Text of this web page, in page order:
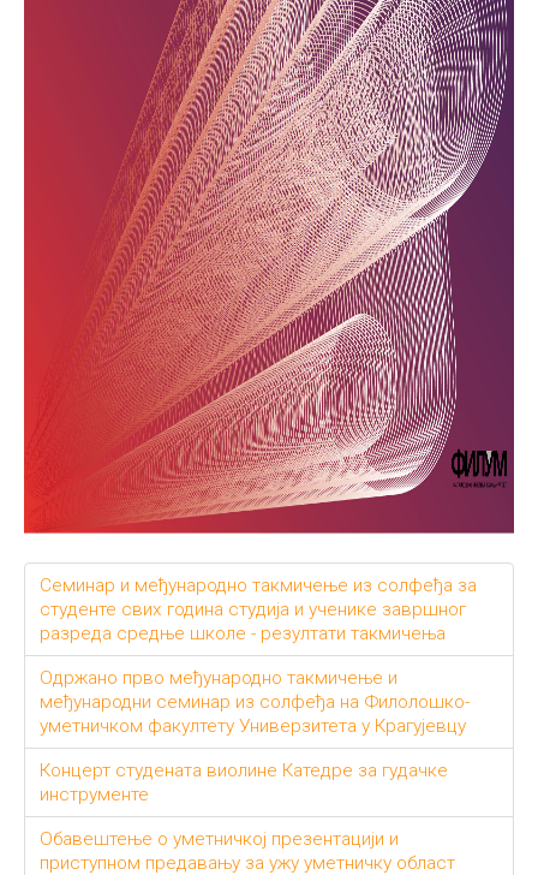
Семинар и међународно такмичење из солфеђа за
студенте свих година студија и ученике завршног
разреда средње школе - резултати такмичења
Одржано прво међународно такмичење и
међународни семинар из солфеђа на Филолошко-
уметничком факултету Универзитета у Крагујевцу
Концерт студената виолине Катедре за гудачке
инструменте
Обавештење о уметничкој презентацији и
приступном предавању за ужу уметничку област